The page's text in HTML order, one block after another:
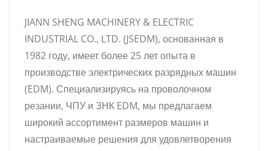
JIANN SHENG MACHINERY & ELECTRIC
INDUSTRIAL CO., LTD. (JSEDM), основанная в
1982 году, имеет более 25 лет опыта в
производстве электрических разрядных машин
(EDM). Специализируясь на проволочном
резании, ЧПУ и ЗНК EDM, мы предлагаем
широкий ассортимент размеров машин и
настраиваемые решения для удовлетворения